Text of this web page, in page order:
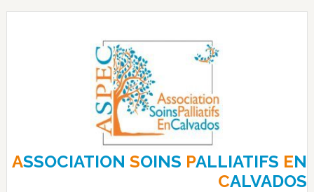
Passer
Passer
Passer
ASSOCIATIONSOINS PALLIATIFS EN
CALVADOS